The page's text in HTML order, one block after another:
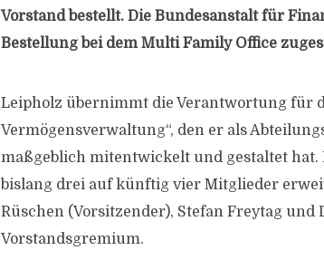
Vorstand bestellt. Die Bundesanstalt für
Bestellung bei dem Multi Family Office
Leipholz übernimmt die Verantwortung für
Vermögensverwaltung“, den er als
maßgeblich mitentwickelt und gestaltet
bislang drei auf künftig vier Mitglieder
Rüschen (Vorsitzender), Stefan Freytag
Vorstandsgremium.